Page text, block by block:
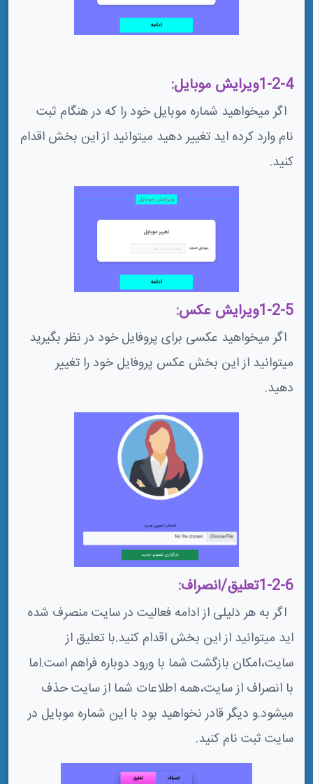
1-2-4ویرایش موبایل:
اگر میخواهید شماره موبایل خود را که در هنگام ثبت
نام وارد کرده اید تغییر دهید میتوانید از این بخش اقدام
کنید.
1-2-5ویرایش عکس:
اگر میخواهید عکسی برای پروفایل خود در نظر بگیرید
میتوانید از این بخش عکس پروفایل خود را تغییر
دهید.
1-2-6تعلیق/انصراف:
اگر به هر دلیلی از ادامه فعالیت در سایت منصرف شده
اید میتوانید از این بخش اقدام کنید.با تعلیق از
سایت،امکان بازگشت شما با ورود دوباره فراهم است.اما
با انصراف از سایت،همه اطلاعات شما از سایت حذف
میشود.و دیگر قادر نخواهید بود با این شماره موبایل در
سایت ثبت نام کنید.